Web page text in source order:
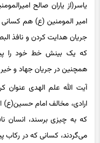
امیر المومنین (ع) هم
جریان هدایت کردن و نافذ
که یک بینش خط خود را
همچنین در جریان جهاد و
آیت الله علم الهدی عنوان
ارادی، مخالف امام حسین(ع)
که به چیزی برسند، انسان
می‌گردند، کسانی که در رکاب
حسین (ع) بودند، بصیرت نافذ